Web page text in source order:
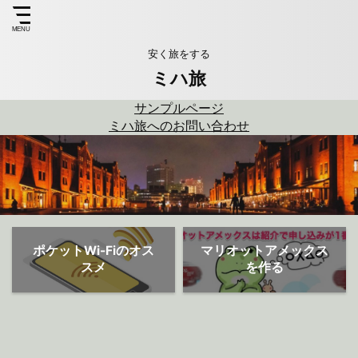
安く旅をする
ミハ旅
サンプルページ
ミハ旅へのお問い合わせ
ポケットWi-Fiのオス
スメ
マリオットアメックス
を作る